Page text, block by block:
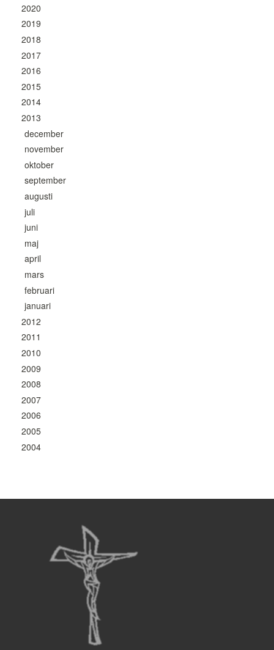
2020
2019
2018
2017
2016
2015
2014
2013
december
november
oktober
september
augusti
juli
juni
maj
april
mars
februari
januari
2012
2011
2010
2009
2008
2007
2006
2005
2004